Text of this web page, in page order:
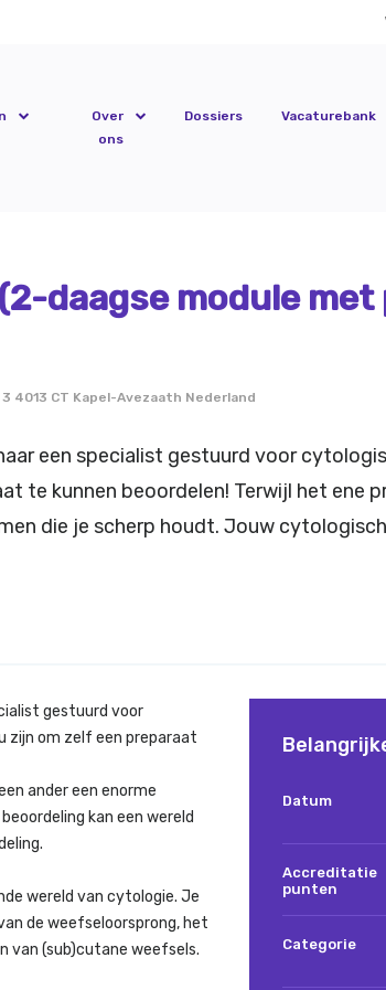
Over
ons
Dossiers Vacaturebank
daagse module
4013 CT Kapel-Avezaath Nederland
een specialist gestuurd voor
te kunnen beoordelen! Terwijl het ene
die je scherp houdt. Jouw
gestuurd voor
zijn om zelf een preparaat
ander een enorme
kan een wereld
wereld van cytologie. Je
de weefseloorsprong, het
van (sub)cutane weefsels.
Datum
Accreditatie
punten
Categorie